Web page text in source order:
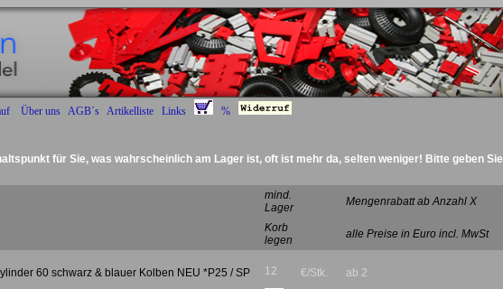
Über uns AGB´s Artikelliste Links %
für Sie, was wahrscheinlich am Lager ist, oft ist mehr da, selten weniger! Bitte geben Sie
mind.
Lager
Mengenrabatt ab Anzahl X
Korb
legen
alle Preise in Euro incl. MwSt
60 schwarz & blauer Kolben NEU *P25 / SP
12
€/Stk.
ab 2